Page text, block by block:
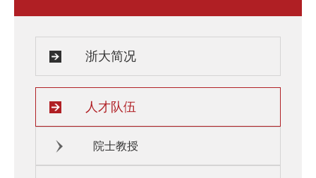
服务保障
浙大简况
人才队伍
院士教授